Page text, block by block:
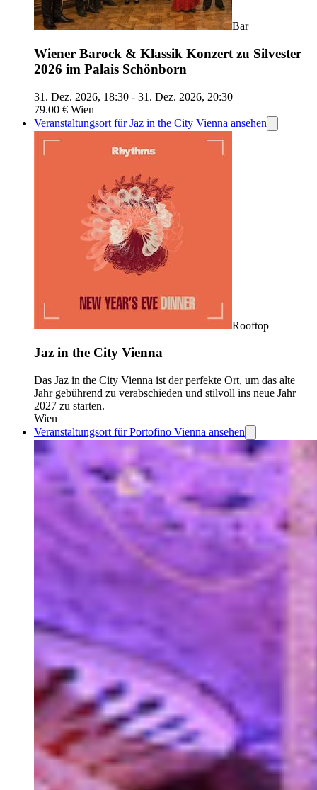
Bar
Wiener Barock & Klassik Konzert zu Silvester
2026 im Palais Schönborn
31. Dez. 2026, 18:30 - 31. Dez. 2026, 20:30
79.00 € Wien
Veranstaltungsort für Jaz in the City Vienna ansehen
Rooftop
Jaz in the City Vienna
Das Jaz in the City Vienna ist der perfekte Ort, um das alte
Jahr gebührend zu verabschieden und stilvoll ins neue Jahr
2027 zu starten.
Wien
Veranstaltungsort für Portofino Vienna ansehen